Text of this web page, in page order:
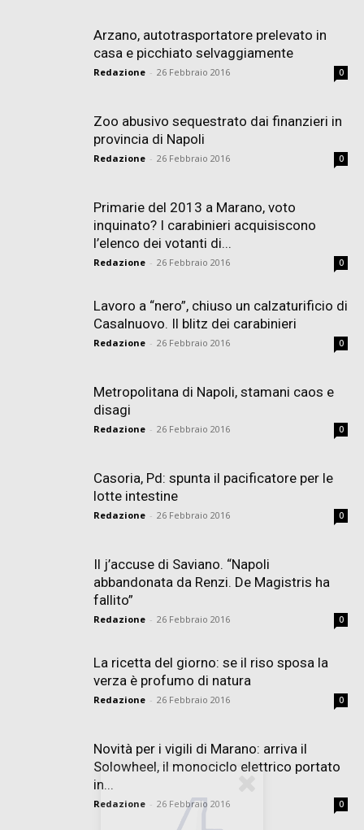
Arzano, autotrasportatore prelevato in
casa e picchiato selvaggiamente
Redazione - 26 Febbraio 2016 0
Zoo abusivo sequestrato dai finanzieri in
provincia di Napoli
Redazione - 26 Febbraio 2016 0
Primarie del 2013 a Marano, voto
inquinato? I carabinieri acquisiscono
l’elenco dei votanti di...
Redazione - 26 Febbraio 2016 0
Lavoro a “nero”, chiuso un calzaturificio di
Casalnuovo. Il blitz dei carabinieri
Redazione - 26 Febbraio 2016 0
Metropolitana di Napoli, stamani caos e
disagi
Redazione - 26 Febbraio 2016 0
Casoria, Pd: spunta il pacificatore per le
lotte intestine
Redazione - 26 Febbraio 2016 0
Il j’accuse di Saviano. “Napoli
abbandonata da Renzi. De Magistris ha
fallito”
Redazione - 26 Febbraio 2016 0
La ricetta del giorno: se il riso sposa la
verza è profumo di natura
Redazione - 26 Febbraio 2016 0
Novità per i vigili di Marano: arriva il
Solowheel, il monociclo elettrico portato
in...
Redazione - 26 Febbraio 2016 0